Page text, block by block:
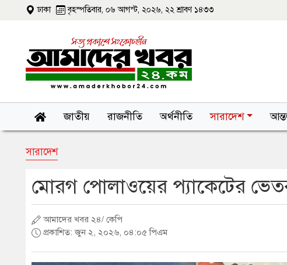
ঢাকা বৃহস্পতিবার, ০৬ আগস্ট, ২০২৬, ২২ শ্রাবণ ১৪৩৩
জাতীয় রাজনীতি অর্থনীতি সারাদেশ
সারাদেশ
মোরগ পোলাওয়ের প্যাকেটের
আমাদের খবর ২৪/ কেপি
প্রকাশিত: জুন ২, ২০২৬, ০৪:০৫ পিএম